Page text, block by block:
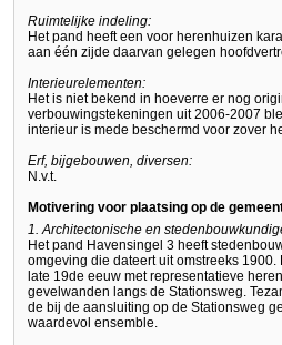
Ruimtelijke indeling:
Het pand heeft een voor herenhuizen
aan één zijde daarvan gelegen
Interieurelementen:
Het is niet bekend in hoeverre er nog
verbouwingstekeningen uit 2006-2007
interieur is mede beschermd voor zover
Erf, bijgebouwen, diversen:
N.v.t.
Motivering voor plaatsing op de
1. Architectonische en
Het pand Havensingel 3 heeft
omgeving die dateert uit omstreeks
late 19de eeuw met representatieve
gevelwanden langs de Stationsweg.
de bij de aansluiting op de Stationsweg
waardevol ensemble.